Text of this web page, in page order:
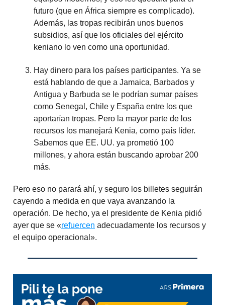
futuro (que en África siempre es complicado).
Además, las tropas recibirán unos buenos
subsidios, así que los oficiales del ejército
keniano lo ven como una oportunidad.
Hay dinero para los países participantes. Ya se
está hablando de que a Jamaica, Barbados y
Antigua y Barbuda se le podrían sumar países
como Senegal, Chile y España entre los que
aportarían tropas. Pero la mayor parte de los
recursos los manejará Kenia, como país líder.
Sabemos que EE. UU. ya prometió 100
millones, y ahora están buscando aprobar 200
más.
Pero eso no parará ahí, y seguro los billetes seguirán
cayendo a medida en que vaya avanzando la
operación. De hecho, ya el presidente de Kenia pidió
ayer que se «refuercen adecuadamente los recursos y
el equipo operacional».